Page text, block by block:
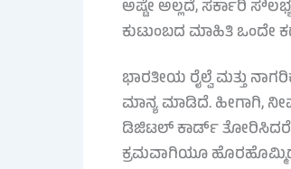
ಅಷ್ಟೇ ಅಲ್ಲದೆ, ಸರ್ಕಾರಿ
ಕುಟುಂಬದ ಮಾಹಿತಿ ಒಂದೇ
ಭಾರತೀಯ ರೈಲ್ವೆ ಮತ್ತು
ಮಾನ್ಯ ಮಾಡಿದೆ. ಹೀಗಾಗಿ,
ಡಿಜಿಟಲ್ ಕಾರ್ಡ್ ತೋರಿಸಿದರೆ
ಕ್ರಮವಾಗಿಯೂ